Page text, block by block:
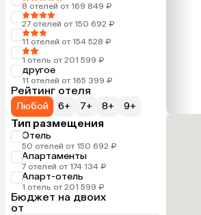
8 отелей от 169 849 ₽
27 отелей от 150 692 ₽
11 отелей от 154 528 ₽
1 отель от 201 599 ₽
другое
11 отелей от 165 399 ₽
Рейтинг отеля
Любой 6+ 7+ 8+ 9+
Тип размещения
Отель
50 отелей от 150 692 ₽
Апартаменты
7 отелей от 174 134 ₽
Апарт-отель
1 отель от 201 599 ₽
Бюджет на двоих
от